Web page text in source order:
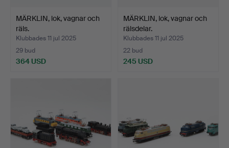
MÄRKLIN, lok, vagnar och
räls.
Klubbades 11 jul 2025
29 bud
364 USD
MÄRKLIN, lok, vagnar och
rälsdelar.
Klubbades 11 jul 2025
22 bud
245 USD